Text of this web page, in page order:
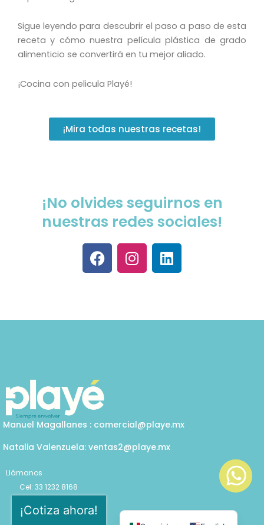
Sigue leyendo para descubrir el paso a paso de esta
receta y cómo nuestra película plástica de grado
alimenticio se convertirá en tu mejor aliado.
¡Cocina con pelicula Playé!
¡Mira todas nuestras recetas!
¡No olvides seguirnos en
nuestras redes sociales!
F
a
o
I
n
g
L
i
d
Manuel Magallanes : comercial@playe.mx
Natalia Valenzuela: ventas2@playe.mx
Llámanos
Cel: 33 1232 8168
¡Cotiza ahora!